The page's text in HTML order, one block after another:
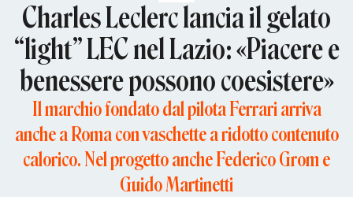
Charles Leclerc lancia il gelato
“light” LEC nel Lazio: «Piacere e
benessere possono coesistere»
Il marchio fondato dal pilota Ferrari arriva
anche a Roma con vaschette a ridotto contenuto
calorico. Nel progetto anche Federico Grom e
Guido Martinetti